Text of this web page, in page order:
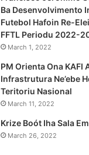
Ba Desenvolvimento
Futebol Hafoin Re-
FFTL Periodu 2022-
March 1, 2022
PM Orienta Ona KAFI
Infrastrutura Ne’ebe
Teritoriu Nasional
March 11, 2022
Krize Boót Iha Sala
March 26, 2022